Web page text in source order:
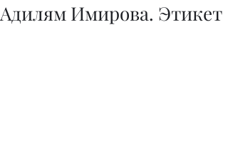
Адилям Имирова. Этикет